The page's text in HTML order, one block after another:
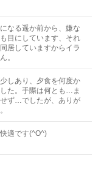
なる遥か前から、嫌な
目にしています、それ
居していますからイラ
。
しあり、夕食を何度か
た。手際は何とも…ま
ず…でしたが、ありが
適です(^O^)